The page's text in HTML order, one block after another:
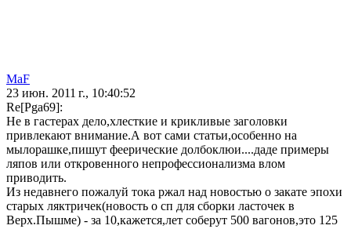
MaF
23 июн. 2011 г., 10:40:52
Re[Pga69]:
Не в гастерах дело,хлесткие и крикливые заголовки
привлекают внимание.А вот сами статьи,особенно на
мылорашке,пишут феерические долбоклюи....даде примеры
ляпов или откровенного непрофессионализма влом
приводить.
Из недавнего пожалуй тока ржал над новостью о закате эпохи
старых ляктричек(новость о сп для сборки ласточек в
Верх.Пышме) - за 10,кажется,лет соберут 500 вагонов,это 125